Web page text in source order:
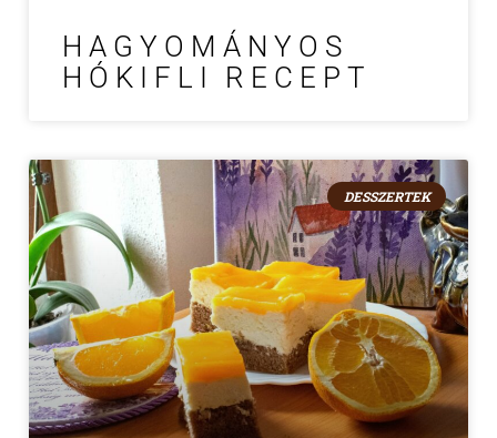
HAGYOMÁNYOS
HÓKIFLI RECEPT
DESSZERTEK